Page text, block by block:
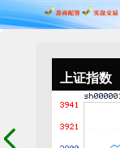
上证指数